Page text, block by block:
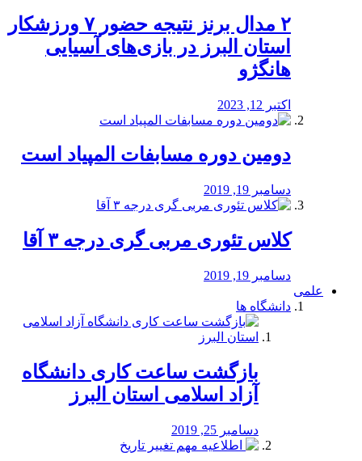
۲ مدال برنز نتیجه حضور ۷ ورزشکار
استان البرز در بازی‌های آسیایی
هانگژو
اکتبر 12, 2023
دومین دوره مسابفات المپیاد است
دسامبر 19, 2019
کلاس تئوری مربی گری درجه ۳ آقا
دسامبر 19, 2019
علمی
دانشگاه ها
بازگشت ساعت کاری دانشگاه
آزاد اسلامی استان البرز
دسامبر 25, 2019